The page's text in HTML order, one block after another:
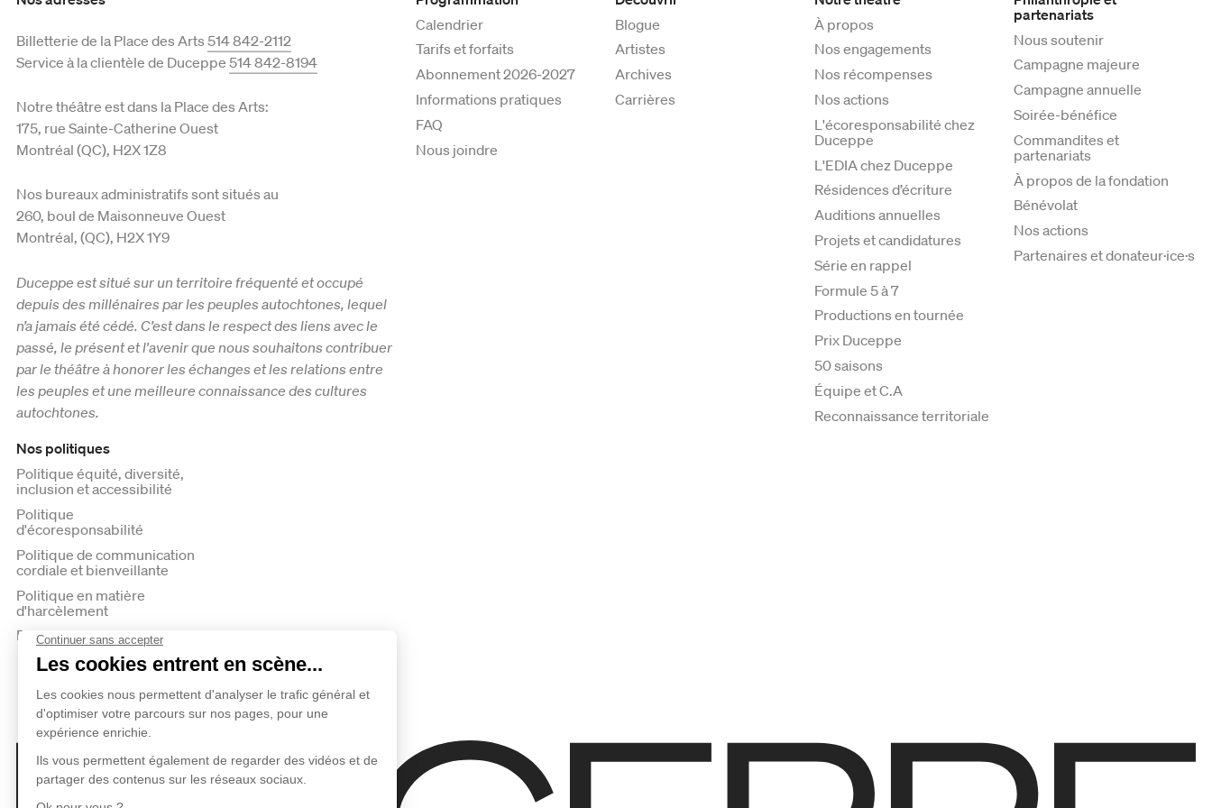
Billetterie de la Place des Arts 514 842-2112
Service à la clientèle de Duceppe 514 842-8194
Notre théâtre est dans la Place des Arts:
175, rue Sainte-Catherine Ouest
Montréal (QC), H2X 1Z8
Nos bureaux administratifs sont situés au
260, boul de Maisonneuve Ouest
Montréal, (QC), H2X 1Y9
Duceppe est situé sur un territoire fréquenté et occupé
depuis des millénaires par les peuples autochtones, lequel
n’a jamais été cédé. C’est dans le respect des liens avec le
passé, le présent et l'avenir que nous souhaitons contribuer
par le théâtre à honorer les échanges et les relations entre
les peuples et une meilleure connaissance des cultures
autochtones.
Calendrier
Tarifs et forfaits
Abonnement 2026-2027
Informations pratiques
FAQ
Nous joindre
Blogue
Artistes
Archives
Carrières
À propos
Nos engagements
Nos récompenses
Nos actions
L'écoresponsabilité chez
Duceppe
L'EDIA chez Duceppe
Résidences d’écriture
Auditions annuelles
Projets et candidatures
Série en rappel
Formule 5 à 7
Productions en tournée
Prix Duceppe
50 saisons
Équipe et C.A
Reconnaissance territoriale
partenariats
Nous soutenir
Campagne majeure
Campagne annuelle
Soirée-bénéfice
Commandites et
partenariats
À propos de la fondation
Bénévolat
Nos actions
Partenaires et donateur·ice·s
Nos politiques
Politique équité, diversité,
inclusion et accessibilité
Politique
d'écoresponsabilité
Politique de communication
cordiale et bienveillante
Politique en matière
d'harcèlement
Politique de confidentialité